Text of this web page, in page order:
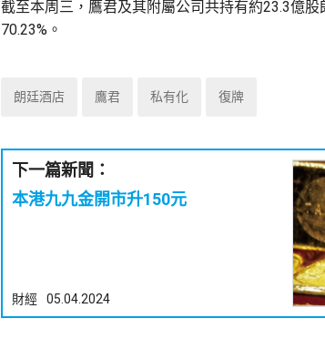
截至本周三，鷹君及其附屬公司共持有約23.3億
70.23%。
朗廷酒店 鷹君 私有化 復牌
下一篇新聞：
本港九九金開市升150元
財經 05.04.2024